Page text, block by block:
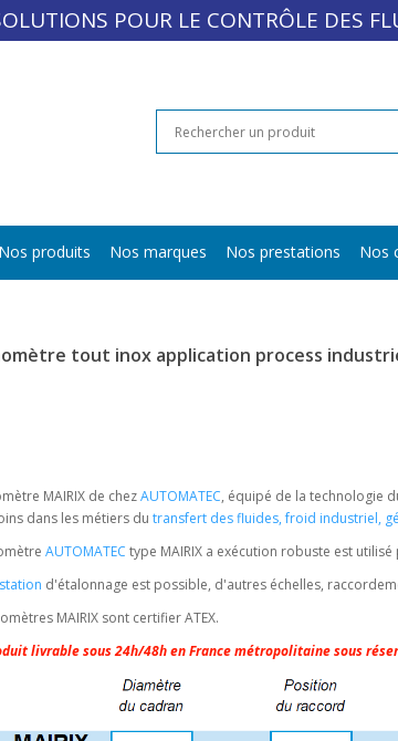
POUR LE CONTRÔLE DES
Nos produits Nos marques Nos prestations Nos
tout inox application process
MAIRIX de chezAUTOMATEC, équipé de la technologie
dans les métiers du transfert des fluides,froid industriel,
AUTOMATEC type MAIRIX a exécution robuste est
d'étalonnage est possible, d'autres échelles,
MAIRIX sont certifier ATEX.
livrable sous 24h/48h en France métropolitaine sous